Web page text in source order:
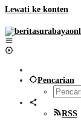
Lewati ke konten
Pencarian
RSS